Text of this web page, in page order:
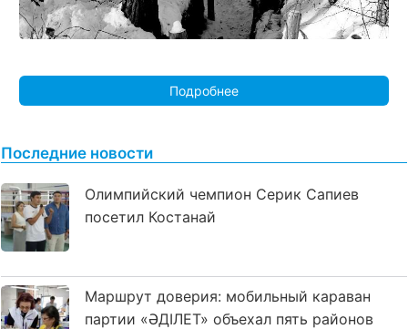
Подробнее
Последние новости
Олимпийский чемпион Серик Сапиев
посетил Костанай
Маршрут доверия: мобильный караван
партии «ӘДІЛЕТ» объехал пять районов